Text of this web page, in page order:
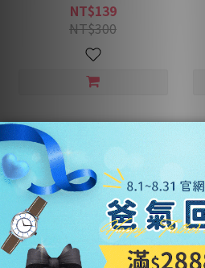
NT$139
NT$300